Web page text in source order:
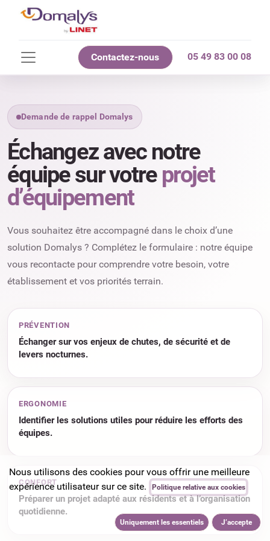
Contactez-nous 05 49 83 00 08
Demande de rappel Domalys
Échangez avec notre
équipe sur votre projet
d’équipement
Vous souhaitez être accompagné dans le choix d’une
solution Domalys ? Complétez le formulaire : notre équipe
vous recontacte pour comprendre votre besoin, votre
établissement et vos priorités terrain.
PRÉVENTION
Échanger sur vos enjeux de chutes, de sécurité et de
levers nocturnes.
ERGONOMIE
Identifier les solutions utiles pour réduire les efforts des
équipes.
CONFORT
Préparer un projet adapté aux résidents et à l’organisation
quotidienne.
Nous utilisons des cookies pour vous offrir une meilleure
expérience utilisateur sur ce site.
Politique relative aux cookies
Uniquement les essentiels J’accepte